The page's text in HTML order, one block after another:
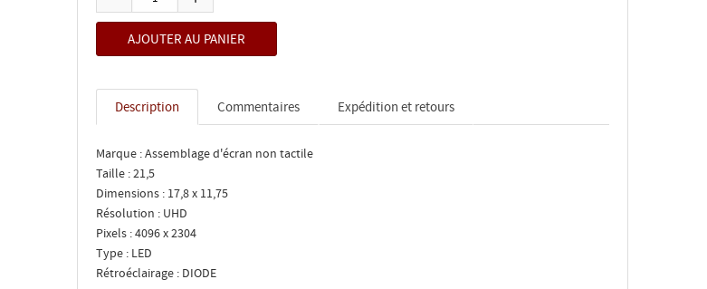
Description Commentaires Expédition et retours
Marque : Assemblage d'écran non tactile
Taille : 21,5
Dimensions : 17,8 x 11,75
Résolution : UHD
Pixels : 4096 x 2304
Type : LED
Rétroéclairage : DIODE